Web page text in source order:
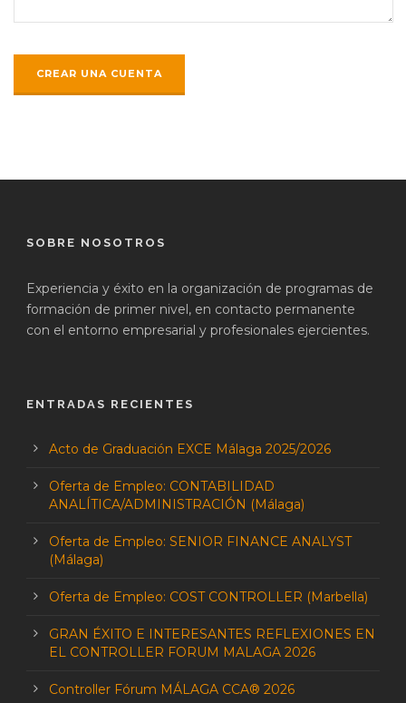
SOBRE NOSOTROS
Experiencia y éxito en la organización de programas de
formación de primer nivel, en contacto permanente
con el entorno empresarial y profesionales ejercientes.
ENTRADAS RECIENTES
Acto de Graduación EXCE Málaga 2025/2026
Oferta de Empleo: CONTABILIDAD
ANALÍTICA/ADMINISTRACIÓN (Málaga)
Oferta de Empleo: SENIOR FINANCE ANALYST
(Málaga)
Oferta de Empleo: COST CONTROLLER (Marbella)
GRAN ÉXITO E INTERESANTES REFLEXIONES EN
EL CONTROLLER FORUM MALAGA 2026
Controller Fórum MÁLAGA CCA® 2026